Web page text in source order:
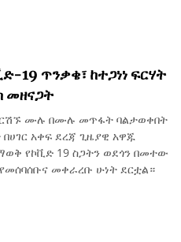
19 ጥንቃቄ፣ ከተጋነነ ፍርሃት
መዘናጋት
ሙሉ በሙሉ መጥፋት ባልታወቀበት
በሀገር አቀፍ ደረጃ ጊዜያዊ አዋጁ
የኮቪድ 19 ስጋትን ወደጎን በመተው
መቀራረቡ ሁነት ደርቷል።